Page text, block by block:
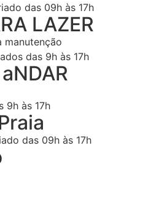
das 09h às 17h
LAZER
manutenção
das 9h às 17h
9h às 17h
das 09h às 17h